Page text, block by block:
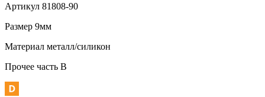
Артикул 81808-90
Размер 9мм
Материал металл/силикон
Прочее часть В